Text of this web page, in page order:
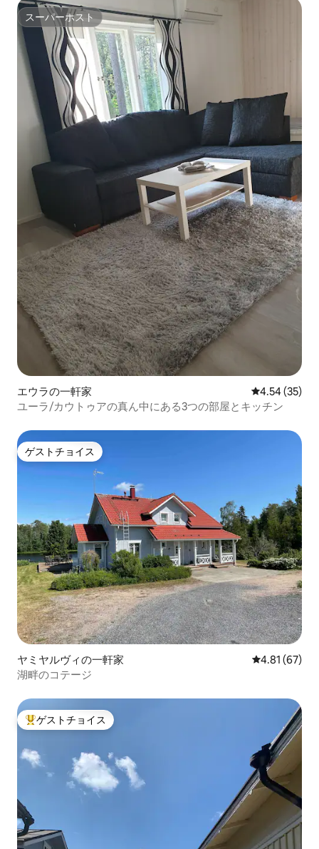
スーパーホスト
スーパーホスト
エウラの一軒家 レビュー35
4.54 (35)
ユーラ/カウトゥアの真ん中にある3つの部屋とキッチン
ゲストチョイス
ゲストチョイス
ヤミヤルヴィの一軒家 レビュー67
4.81 (67)
湖畔のコテージ
大好評のゲストチョイスです。
ゲストチョイス